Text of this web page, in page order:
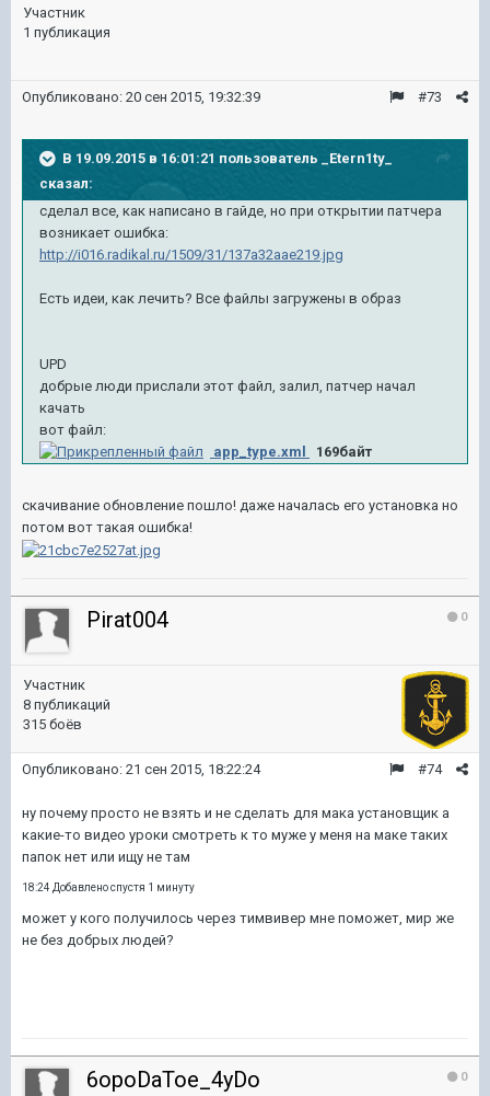
Участник
1 публикация
#73
Опубликовано: 20 сен 2015, 19:32:39
В 19.09.2015 в 16:01:21 пользователь _Etern1ty_
сказал:
сделал все, как написано в гайде, но при открытии патчера
возникает ошибка:
http://i016.radikal.ru/1509/31/137a32aae219.jpg
Есть идеи, как лечить? Все файлы загружены в образ
UPD
добрые люди прислали этот файл, залил, патчер начал
качать
вот файл:
app_type.xml
169байт
скачивание обновление пошло! даже началась его установка но
потом вот такая ошибка!
0
Pirat004
Участник
8 публикаций
315 боёв
#74
Опубликовано: 21 сен 2015, 18:22:24
ну почему просто не взять и не сделать для мака установщик а
какие-то видео уроки смотреть к то муже у меня на маке таких
папок нет или ищу не там
18:24 Добавлено спустя 1 минуту
может у кого получилось через тимвивер мне поможет, мир же
не без добрых людей?
0
6opoDaToe_4yDo